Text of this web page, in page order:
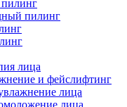
пилинг
лица
и фейслифтинг
лица
лица